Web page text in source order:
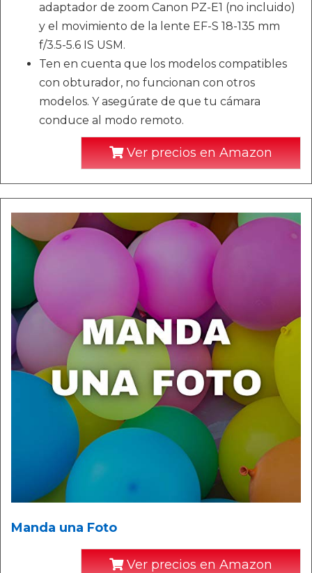
adaptador de zoom Canon PZ-E1 (no incluido)
y el movimiento de la lente EF-S 18-135 mm
f/3.5-5.6 IS USM.
Ten en cuenta que los modelos compatibles
con obturador, no funcionan con otros
modelos. Y asegúrate de que tu cámara
conduce al modo remoto.
Ver precios en Amazon
Manda una Foto
Ver precios en Amazon